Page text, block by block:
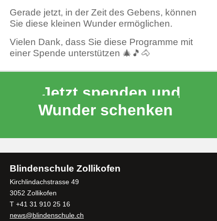
Gerade jetzt, in der Zeit des Gebens, können
Sie diese kleinen Wunder ermöglichen.
Vielen Dank, dass Sie diese Programme mit
einer Spende unterstützen 🎄🎵🐴
Jetzt spenden und
Wunder schenken
Blindenschule Zollikofen
Kirchlindachstrasse 49
3052 Zollikofen
T +41 31 910 25 16
news@blindenschule.ch